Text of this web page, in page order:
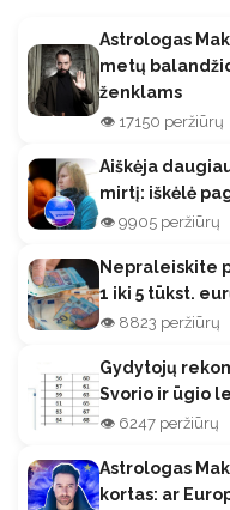
Astrologas
metų
ženklams
👁️ 17150 peržiūrų
Aiškėja
mirtį: iškėlė
👁️ 9905 peržiūrų
Nepraleiskite
1 iki 5 tūkst.
👁️ 8823 peržiūrų
Gydytojų
Svorio ir ūgio
👁️ 6247 peržiūrų
Astrologas
kortas: ar